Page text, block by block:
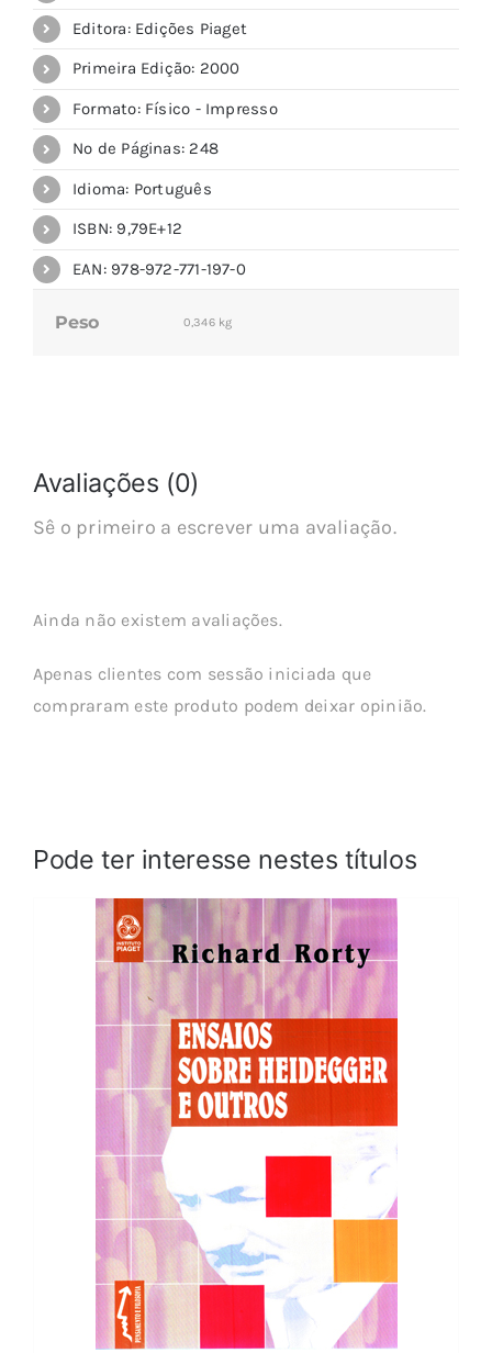
Editora: Edições Piaget
Primeira Edição: 2000
Formato: Físico - Impresso
Nº de Páginas: 248
Idioma: Português
ISBN: 9,79E+12
EAN: 978-972-771-197-0
Peso 0,346 kg
Avaliações (0)
Sê o primeiro a escrever uma avaliação.
Ainda não existem avaliações.
Apenas clientes com sessão iniciada que
compraram este produto podem deixar opinião.
Pode ter interesse nestes títulos